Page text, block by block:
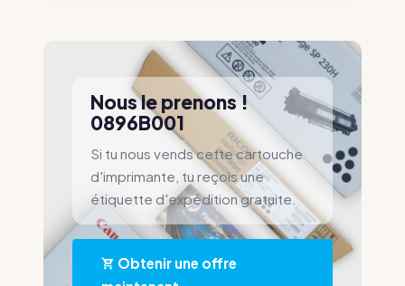
Nous le prenons !
0896B001
Si tu nous vends cette cartouche
d'imprimante, tu reçois une
étiquette d'expédition gratuite.
Obtenir une offre